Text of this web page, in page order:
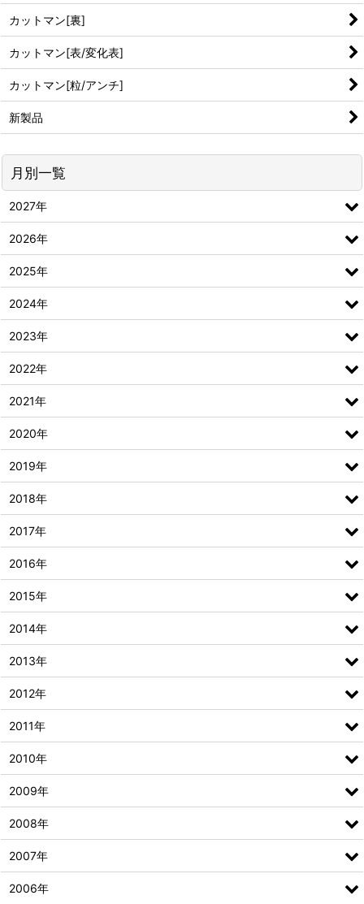
カットマン[裏]
カットマン[表/変化表]
カットマン[粒/アンチ]
新製品
月別一覧
2027年
2026年
2025年
2024年
2023年
2022年
2021年
2020年
2019年
2018年
2017年
2016年
2015年
2014年
2013年
2012年
2011年
2010年
2009年
2008年
2007年
2006年